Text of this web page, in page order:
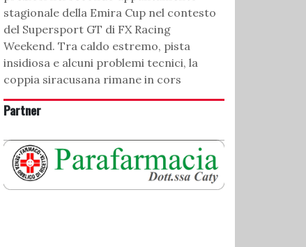
stagionale della Emira Cup nel contesto
del Supersport GT di FX Racing
Weekend. Tra caldo estremo, pista
insidiosa e alcuni problemi tecnici, la
coppia siracusana rimane in cors
Partner